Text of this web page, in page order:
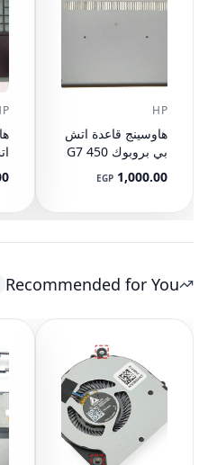
HP
هاوسينج قاعدة اتش
بي بروبوك 450 G7
Cover L79384-001
1,000.00
EGP
Recommended for You